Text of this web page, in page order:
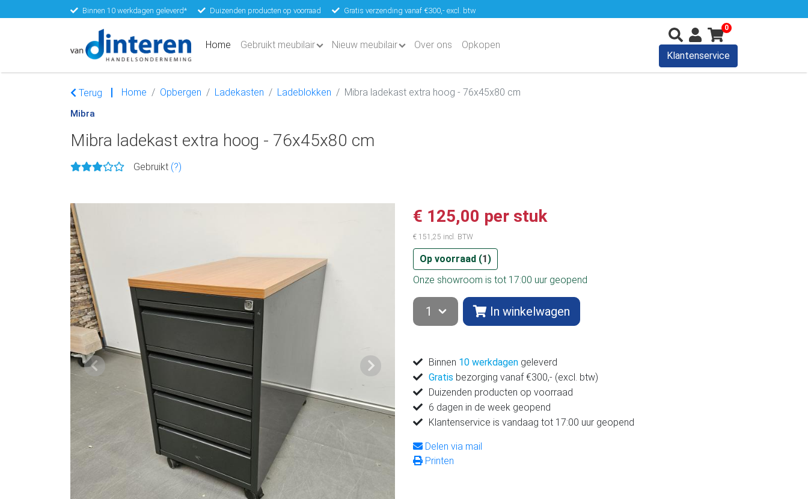
Binnen 10 werkdagen geleverd* Duizenden producten op voorraad Gratis verzending vanaf €300,- excl. btw
Home (current)
Gebruikt meubilair Nieuw meubilair Over ons Opkopen
0
Klantenservice
Terug Home Opbergen Ladekasten Ladeblokken Mibra ladekast extra hoog - 76x45x80 cm
Mibra
Mibra ladekast extra hoog - 76x45x80 cm
Gebruikt (?)
Vorige Volgende
€ 125,00 per stuk
€ 151,25 incl. BTW
Op voorraad (1)
Onze showroom is tot 17:00 uur geopend
In winkelwagen
Binnen 10 werkdagen geleverd
Gratis bezorging vanaf €300,- (excl. btw)
Duizenden producten op voorraad
6 dagen in de week geopend
Klantenservice is vandaag tot 17:00 uur geopend
Delen via mail
Printen